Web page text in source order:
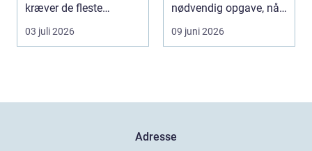
kræver de fleste
bygninger en grundig
indvendig ne...
03 juli 2026
nødvendig opgave, når
store træer skaber
skade, s...
09 juni 2026
Adresse